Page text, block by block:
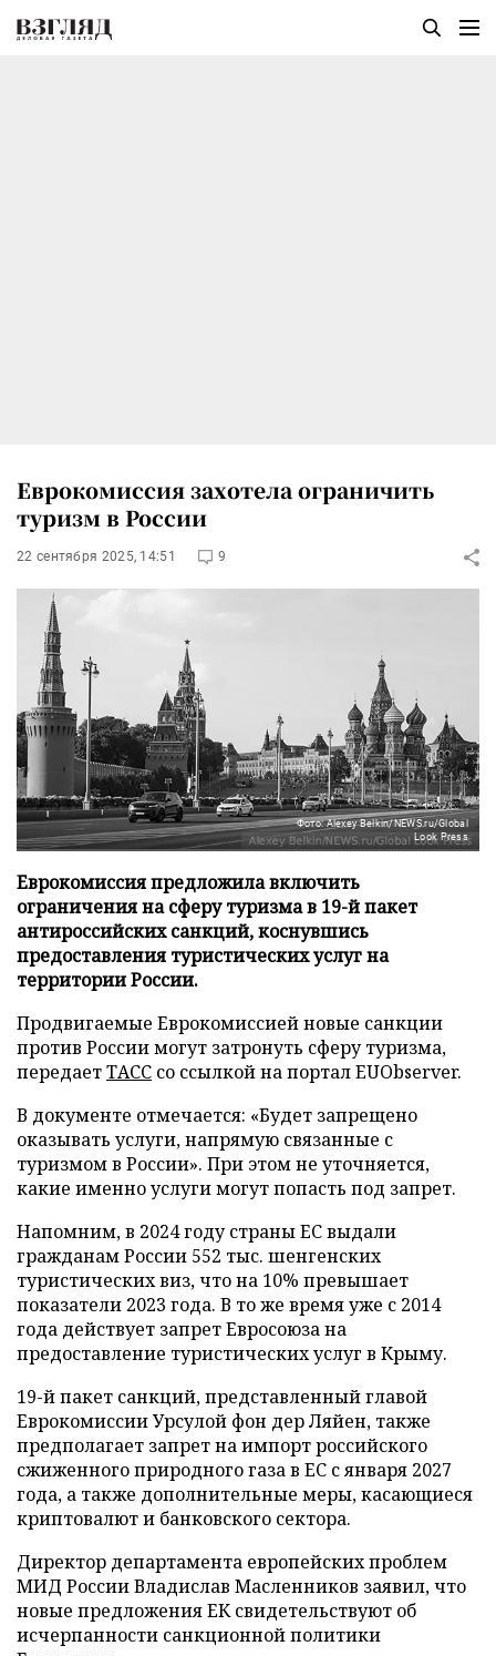
Еврокомиссия захотела ограничить
туризм в России
22 сентября 2025, 14:51 9
Фото: Alexey Belkin/NEWS.ru/Global
Look Press
Еврокомиссия предложила включить
ограничения на сферу туризма в 19-й пакет
антироссийских санкций, коснувшись
предоставления туристических услуг на
территории России.
Продвигаемые Еврокомиссией новые санкции
против России могут затронуть сферу туризма,
передаетТАСС со ссылкой на портал EUObserver.
В документе отмечается: «Будет запрещено
оказывать услуги, напрямую связанные с
туризмом в России». При этом не уточняется,
какие именно услуги могут попасть под запрет.
Напомним, в 2024 году страны ЕС выдали
гражданам России 552 тыс. шенгенских
туристических виз, что на 10% превышает
показатели 2023 года. В то же время уже с 2014
года действует запрет Евросоюза на
предоставление туристических услуг в Крыму.
19-й пакет санкций, представленный главой
Еврокомиссии Урсулой фон дер Ляйен, также
предполагает запрет на импорт российского
сжиженного природного газа в ЕС с января 2027
года, а также дополнительные меры, касающиеся
криптовалют и банковского сектора.
Директор департамента европейских проблем
МИД России Владислав Масленников заявил, что
новые предложения ЕК свидетельствуют об
исчерпанности санкционной политики